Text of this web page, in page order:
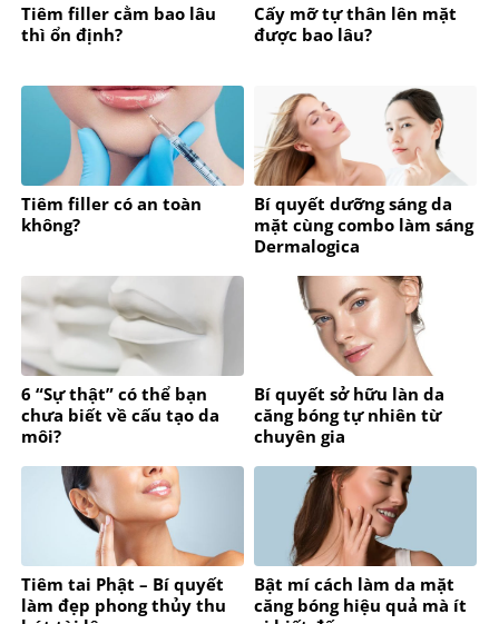
Tiêm filler cằm bao lâu
thì ổn định?
Cấy mỡ tự thân lên mặt
được bao lâu?
Tiêm filler có an toàn
không?
Bí quyết dưỡng sáng da
mặt cùng combo làm sáng
Dermalogica
6 “Sự thật” có thể bạn
chưa biết về cấu tạo da
môi?
Bí quyết sở hữu làn da
căng bóng tự nhiên từ
chuyên gia
Tiêm tai Phật – Bí quyết
làm đẹp phong thủy thu
Bật mí cách làm da mặt
căng bóng hiệu quả mà ít